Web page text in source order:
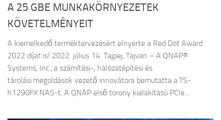
A 25 GBE MUNKAKÖRNYEZETEK
KÖVETELMÉNYEIT
A kiemelkedő terméktervezésért elnyerte a Red Dot Award
2022 díjat is! 2022. július 14. Tajpej, Tajvan – A QNAP®
Systems, Inc., a számítási-, hálózatépítési és
tárolási megoldások vezető innovátora bemutatta a TS-
h1290FX NAS-t. A QNAP első torony kialakítású PCIe...